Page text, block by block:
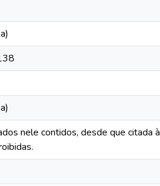
nele contidos, desde que citada à